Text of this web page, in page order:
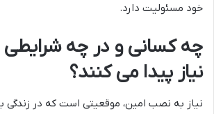
خود مسئولیت دارد.
چه کسانی و در چه شرایطی
نیاز پیدا می کنند؟
نیاز به نصب امین، موقعیتی است که در زندگی